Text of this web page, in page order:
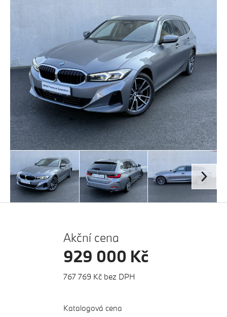
Akční cena
929 000 Kč
767 769 Kč bez DPH
Katalogová cena